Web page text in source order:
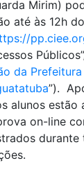
Mirim)
até às 12h
da
”).
alunos estão
on-line